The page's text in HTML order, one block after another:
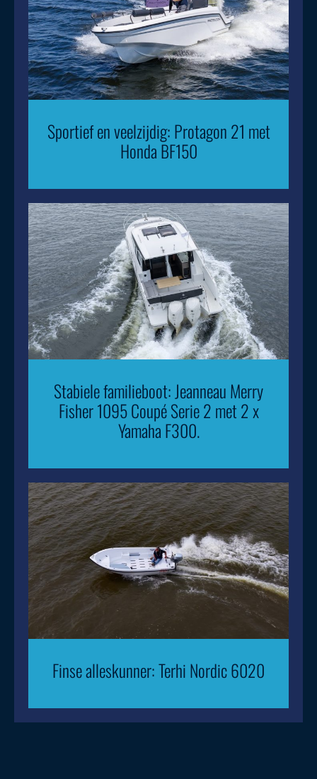
Sportief en veelzijdig: Protagon 21 met
Honda BF150
Stabiele familieboot: Jeanneau Merry
Fisher 1095 Coupé Serie 2 met 2 x
Yamaha F300.
Finse alleskunner: Terhi Nordic 6020